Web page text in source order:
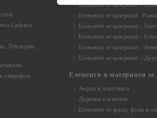
Cadence
Темперни,
стирофом
Елементи от шперплат -
Елементи от шперплат -
Елементи от шперплат -
Елементи от шперплат -
Елементи от шперплат -
Елементи от шперплат -
Елементи и материали за
Акрил и пластмаса
Дървени елементи
Елементи от филц, фоам и